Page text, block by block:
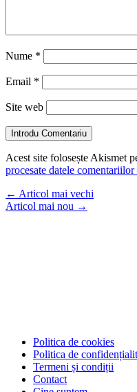
Nume *
Email *
Site web
Introdu Comentariu
Acest site folosește Akismet
procesate datele comentariilor
← Articol mai vechi
Articol mai nou →
Politica de cookies
Politica de
Termeni și condiții
Contact